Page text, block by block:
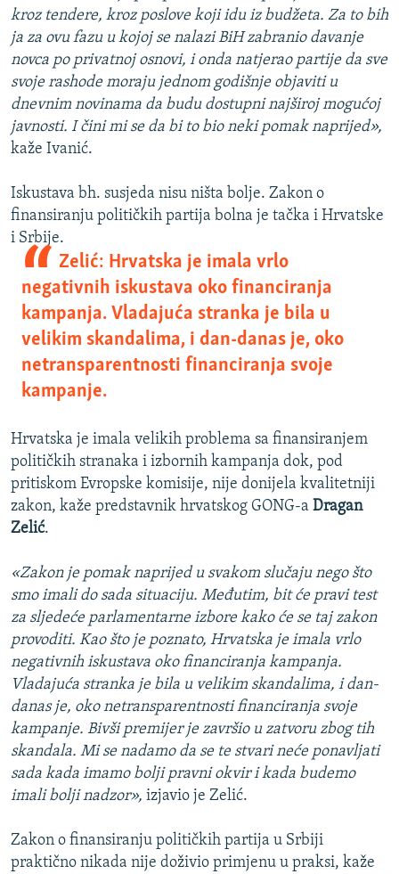
kroz tendere, kroz poslove koji idu iz budžeta. Za to bih
ja za ovu fazu u kojoj se nalazi BiH zabranio davanje
novca po privatnoj osnovi, i onda natjerao partije da sve
svoje rashode moraju jednom godišnje objaviti u
dnevnim novinama da budu dostupni najširoj mogućoj
javnosti. I čini mi se da bi to bio neki pomak naprijed»,
kaže Ivanić.
Iskustava bh. susjeda nisu ništa bolje. Zakon o
finansiranju političkih partija bolna je tačka i Hrvatske
i Srbije.
Zelić: Hrvatska je imala vrlo
negativnih iskustava oko financiranja
kampanja. Vladajuća stranka je bila u
velikim skandalima, i dan-danas je, oko
netransparentnosti financiranja svoje
kampanje.
Hrvatska je imala velikih problema sa finansiranjem
političkih stranaka i izbornih kampanja dok, pod
pritiskom Evropske komisije, nije donijela kvalitetniji
zakon, kaže predstavnik hrvatskog GONG-a Dragan
Zelić.
«Zakon je pomak naprijed u svakom slučaju nego što
smo imali do sada situaciju. Međutim, bit će pravi test
za sljedeće parlamentarne izbore kako će se taj zakon
provoditi. Kao što je poznato, Hrvatska je imala vrlo
negativnih iskustava oko financiranja kampanja.
Vladajuća stranka je bila u velikim skandalima, i dan-
danas je, oko netransparentnosti financiranja svoje
kampanje. Bivši premijer je završio u zatvoru zbog tih
skandala. Mi se nadamo da se te stvari neće ponavljati
sada kada imamo bolji pravni okvir i kada budemo
imali bolji nadzor», izjavio je Zelić.
Zakon o finansiranju političkih partija u Srbiji
praktično nikada nije doživio primjenu u praksi, kaže